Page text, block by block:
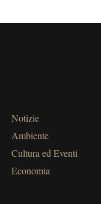
Notizie
Ambiente
Cultura ed Eventi
Economia